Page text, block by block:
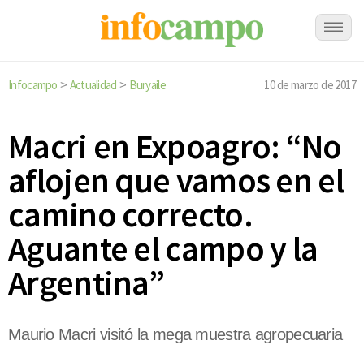
Infocampo > Actualidad > Buryaile 10 de marzo de 2017
Macri en Expoagro: “No
aflojen que vamos en el
camino correcto.
Aguante el campo y la
Argentina”
Maurio Macri visitó la mega muestra agropecuaria